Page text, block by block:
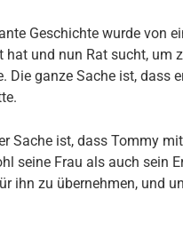
Geschichte wurde von
und nun Rat sucht, um
Die ganze Sache ist, dass
Sache ist, dass Tommy
seine Frau als auch sein
ihn zu übernehmen, und